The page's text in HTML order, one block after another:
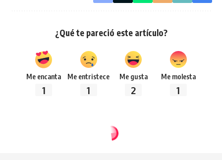
¿Qué te pareció este artículo?
Me encanta
1
Me entristece
1
Me gusta
2
Me molesta
1